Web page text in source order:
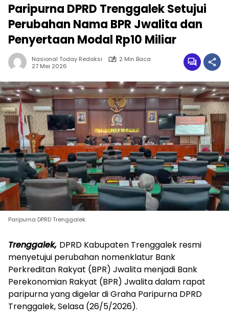
Paripurna DPRD Trenggalek Setujui
Perubahan Nama BPR Jwalita dan
Penyertaan Modal Rp10 Miliar
Nasional Today Redaksi
2 Min Baca
27 Mei 2026
Paripurna DPRD Trenggalek
Trenggalek, DPRD Kabupaten Trenggalek resmi
menyetujui perubahan nomenklatur Bank
Perkreditan Rakyat (BPR) Jwalita menjadi Bank
Perekonomian Rakyat (BPR) Jwalita dalam rapat
paripurna yang digelar di Graha Paripurna DPRD
Trenggalek, Selasa (26/5/2026).